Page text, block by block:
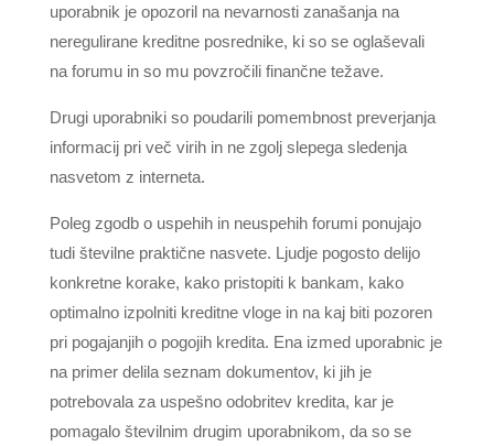
uporabnik je opozoril na nevarnosti zanašanja na
neregulirane kreditne posrednike, ki so se oglaševali
na forumu in so mu povzročili finančne težave.
Drugi uporabniki so poudarili pomembnost preverjanja
informacij pri več virih in ne zgolj slepega sledenja
nasvetom z interneta.
Poleg zgodb o uspehih in neuspehih forumi ponujajo
tudi številne praktične nasvete. Ljudje pogosto delijo
konkretne korake, kako pristopiti k bankam, kako
optimalno izpolniti kreditne vloge in na kaj biti pozoren
pri pogajanjih o pogojih kredita. Ena izmed uporabnic je
na primer delila seznam dokumentov, ki jih je
potrebovala za uspešno odobritev kredita, kar je
pomagalo številnim drugim uporabnikom, da so se